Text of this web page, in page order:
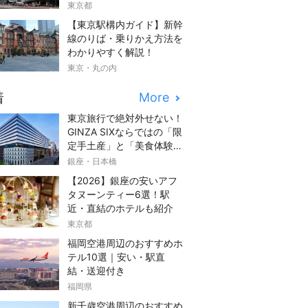
東京都
【東京駅構内ガイド】新幹
線のりば・乗りかえ方法を
わかりやすく解説！
東京・丸の内
More
東京旅行で絶対外せない！
GINZA SIXならではの「限
定手土産」と「美食体験」
完全ガイド
銀座・日本橋
【2026】銀座の安いアフ
タヌーンティー6選！駅
近・直結のホテルも紹介
東京都
福岡空港周辺のおすすめホ
テル10選｜安い・駅直
結・送迎付き
福岡県
新千歳空港周辺のおすすめ